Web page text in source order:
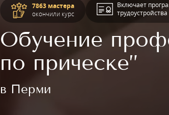
7863 мастера
окончили курс
Включает
трудоустройства
Обучение
по прическе”
в Перми